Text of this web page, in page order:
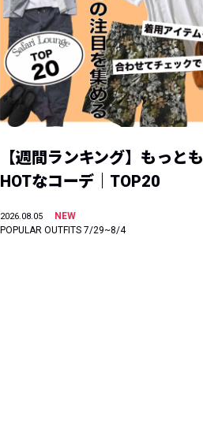
【週間ランキング】もっとも
HOTなコーデ｜TOP20
2026.08.05
NEW
POPULAR OUTFITS 7/29~8/4